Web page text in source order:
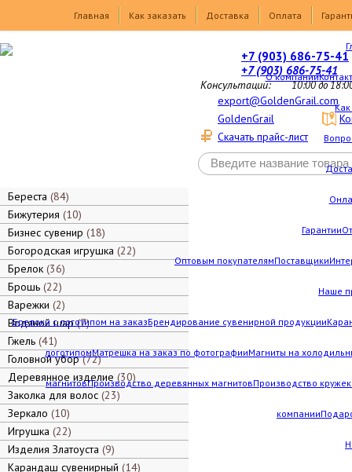
Главная
Как заказать Доставка Оплата
О компании
Как
Гарантии
Оптовым покупателямПоставщики
Наше
Брелоки с логотипом на заказБрендирование сувенирной продукции
логотипомМатрешка на заказ по фотографииМагниты на
магнитовПроизводство деревянных магнитовПроизводство
компании
+7 (903) 686-75-41
+7 (903) 686-75-41
Консультации: 10:00 до
export@GoldenGrail.com
GoldenGrail
Скачать прайс-лист
Береста 84
Бижутерия 10
Бизнес сувенир 18
Богородская игрушка 22
Брелок 36
Брошь 22
Варежки 2
Водяной шар 7
Гжель 41
Головной убор 72
Деревянное изделие 30
Заколка для волос 23
Зеркало 10
Игрушка 22
Изделия Златоуста 9
Карандаш сувенирный 14